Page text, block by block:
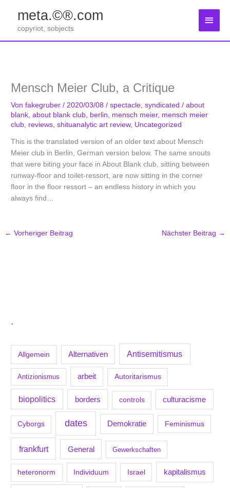
springen
meta.©®.com
copyriot, sobjects
.
Allgemein Alternativen Antisemitismus
Antizionismus arbeit Autoritarismus
biopolitics borders controls culturacisme
Cyborgs dates Demokratie Feminismus
frankfurt General Gewerkschaften
heteronorm Individuum Israel kapitalismus
Mensch Meier Club, a Critique
Vonfakegruber/ 2020/03/08/spectacle ,syndicated /about
blank ,about blank club berlin mensch meier, mensch meier
club reviews ,shituanalytic art review, Uncategorized
This is the translated version of an older text about Mensch
Meier club in Berlin, German version below. The same snouts
that were biting your face in About Blank club, sitting between
runway-floor and toilet-ressort, are now sitting in the corner
floor in the floor ressort – an endless history in which you
always find…
← Vorheriger Beitrag Nächster Beitrag →